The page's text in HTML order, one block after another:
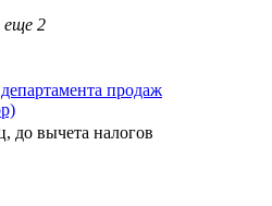
еще 2
продаж
до вычета налогов